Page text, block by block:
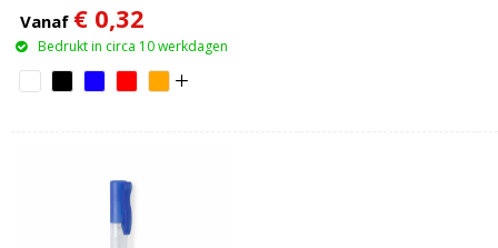
Vanaf € 0,32
Bedrukt in circa 10 werkdagen